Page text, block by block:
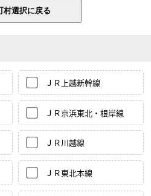
ＪＲ上越新幹線
ＪＲ京浜東北・根岸線
ＪＲ川越線
ＪＲ東北本線